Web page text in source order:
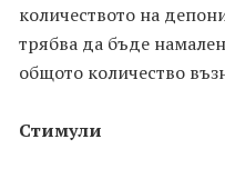
количеството на
трябва да бъде
общото количество
Стимули